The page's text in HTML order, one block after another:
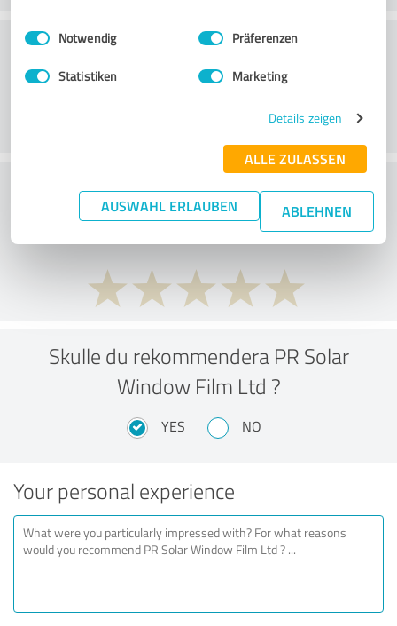
Impressum Datenschutzbestimmungen
Einwilligungsauswahl
Notwendig Präferenzen
Statistiken Marketing
Details zeigen
ALLE ZULASSEN
AUSWAHL ERLAUBEN ABLEHNEN
Kundservice
What do you think of the price to
performance ratio?
Skulle du rekommendera PR Solar
Window Film Ltd ?
YES NO
Your personal experience